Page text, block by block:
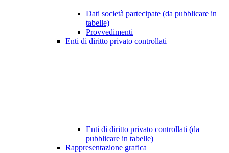
Dati società partecipate (da pubblicare in
tabelle)
Provvedimenti
Enti di diritto privato controllati
Enti di diritto privato controllati (da
pubblicare in tabelle)
Rappresentazione grafica